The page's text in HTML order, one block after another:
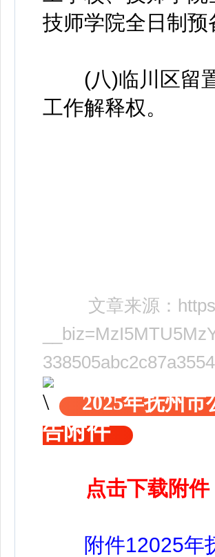
技师学院全日制
(八)临川区留置
工作解释权。
文章来源：
2025年抚州
告附件
点击下载附件
附件12025年抚